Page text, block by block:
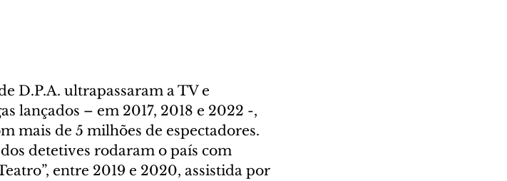
D.P.A. ultrapassaram a TV e
lançados – em 2017, 2018 e 2022 -,
mais de 5 milhões de espectadores.
detetives rodaram o país com
entre 2019 e 2020, assistida por